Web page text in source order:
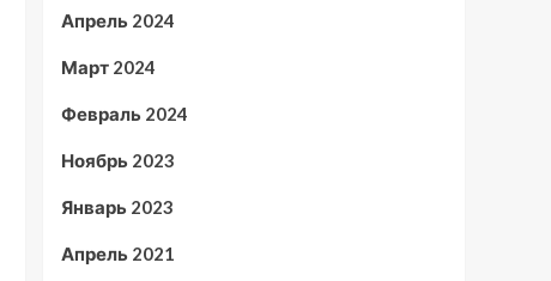
Апрель 2024
Март 2024
Февраль 2024
Ноябрь 2023
Январь 2023
Апрель 2021